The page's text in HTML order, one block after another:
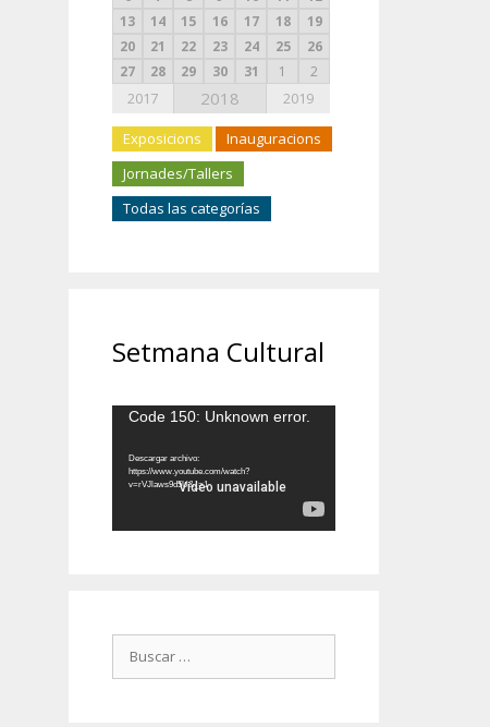
13
14 15 16 17 18
19
20
21 22 23 24 25
26
27
28 29 30 31 1 2
2017 2018 2019
Exposicions
Inauguracions
Jornades/Tallers
Todas las categorías
Setmana Cultural
Reproductor
vídeo
Code 150: Unknown error.
Descargar archivo:
https://www.youtube.com/watch?
v=rVJlaws9d5U&_=1